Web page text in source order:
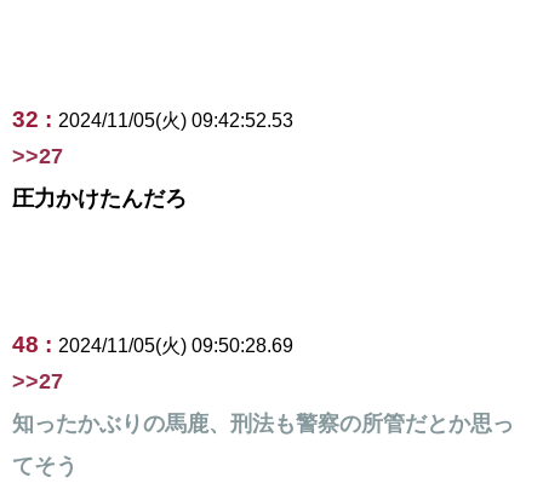
32 : 2024/11/05(火) 09:42:52.53
>>27
圧力かけたんだろ
48 : 2024/11/05(火) 09:50:28.69
>>27
知ったかぶりの馬鹿、刑法も警察の所管だとか思っ
てそう